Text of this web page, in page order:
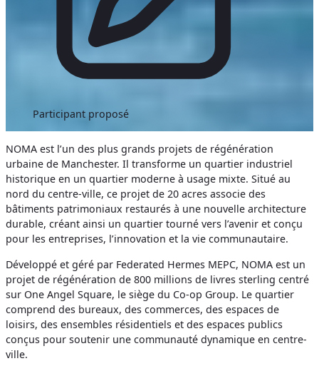
Participant proposé
NOMA est l’un des plus grands projets de régénération
urbaine de Manchester. Il transforme un quartier industriel
historique en un quartier moderne à usage mixte. Situé au
nord du centre-ville, ce projet de 20 acres associe des
bâtiments patrimoniaux restaurés à une nouvelle architecture
durable, créant ainsi un quartier tourné vers l’avenir et conçu
pour les entreprises, l’innovation et la vie communautaire.
Développé et géré par Federated Hermes MEPC, NOMA est un
projet de régénération de 800 millions de livres sterling centré
sur One Angel Square, le siège du Co-op Group. Le quartier
comprend des bureaux, des commerces, des espaces de
loisirs, des ensembles résidentiels et des espaces publics
conçus pour soutenir une communauté dynamique en centre-
ville.